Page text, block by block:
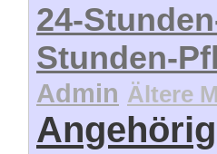
24-
Stunden-
Admin Ältere